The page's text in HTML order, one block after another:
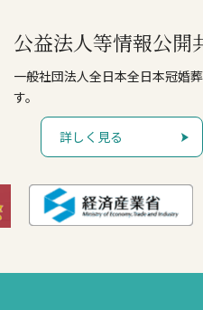
公益法人等情報公開
一般社団法人全日本全日本冠婚
す。
詳しく見る